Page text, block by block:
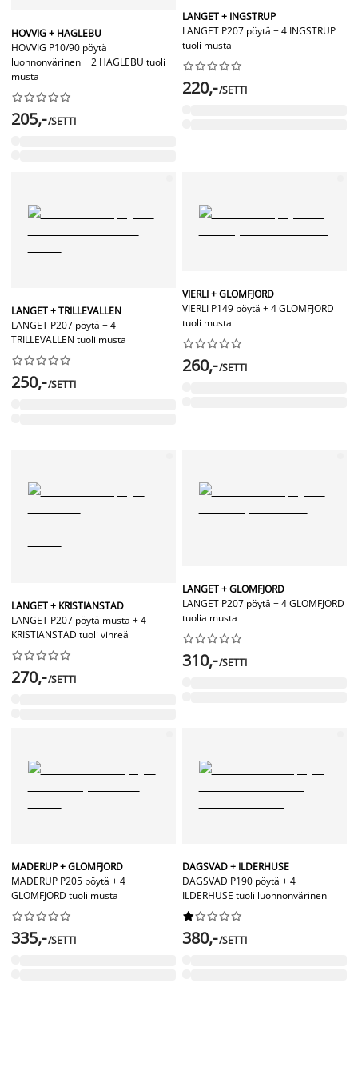
HOVVIG + HAGLEBU
HOVVIG P10/90 pöytä
luonnonvärinen + 2 HAGLEBU tuoli
musta






205,-/SETTI
LANGET + INGSTRUP
LANGET P207 pöytä + 4 INGSTRUP
tuoli musta






220,-/SETTI
LANGET + TRILLEVALLEN
LANGET P207 pöytä + 4
TRILLEVALLEN tuoli musta






250,-/SETTI
VIERLI + GLOMFJORD
VIERLI P149 pöytä + 4 GLOMFJORD
tuoli musta






260,-/SETTI
LANGET + KRISTIANSTAD
LANGET P207 pöytä musta + 4
KRISTIANSTAD tuoli vihreä






270,-/SETTI
LANGET + GLOMFJORD
LANGET P207 pöytä + 4 GLOMFJORD
tuolia musta






310,-/SETTI
MADERUP + GLOMFJORD
MADERUP P205 pöytä + 4
GLOMFJORD tuoli musta






335,-/SETTI
DAGSVAD + ILDERHUSE
DAGSVAD P190 pöytä + 4
ILDERHUSE tuoli luonnonvärinen






380,-/SETTI